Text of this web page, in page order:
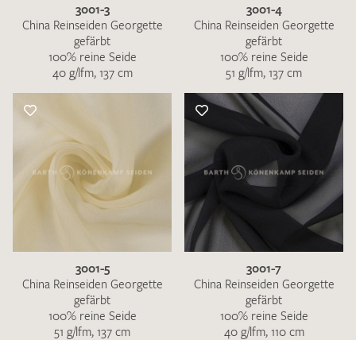
Ich bin damit einverstanden, dass meine angegebenen Daten
zur Beantwortung meiner Musteranfrage genutzt werden.
DieDatenschutzbestimmungenhabe ich zur Kenntnis
genommen und akzeptiere diese.
MUSTERANFRAGE SENDEN
3001-3
China Reinseiden Georgette
gefärbt
100% reine Seide
40 g/lfm, 137 cm
3001-4
China Reinseiden Georgette
gefärbt
100% reine Seide
51 g/lfm, 137 cm
3001-5
China Reinseiden Georgette
gefärbt
100% reine Seide
51 g/lfm, 137 cm
3001-7
China Reinseiden Georgette
gefärbt
100% reine Seide
40 g/lfm, 110 cm